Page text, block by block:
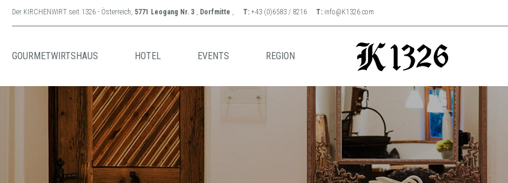
Der KIRCHENWIRT seit 1326 - Österreich, 5771 Leogang Nr. 3 , Dorfmitte , T: +43 (0)6583 / 8216 T: info@K1326.com
GOURMETWIRTSHAUS HOTEL EVENTS REGION